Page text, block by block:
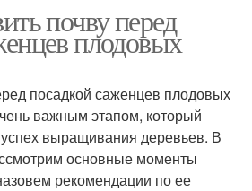
почву перед
плодовых
посадкой саженцев плодовых
важным этапом, который
выращивания деревьев. В
основные моменты
рекомендации по ее